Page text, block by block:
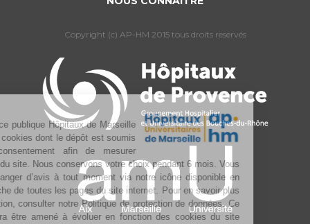
Copyright (c) AP-HM 2015 tous droits reservés
L’Assistance publique Hôpitaux de Marseille
utilise des cookies dont le dépôt est soumis
à votre consentement afin de mesurer
l’audience du site. Nous conservons votre choix pendant 6 mois. Vous
pouvez changer d’avis à tout moment via notre icône disponible en
bas à gauche de toutes les pages du site internet. Pour en savoir plus
sur la gestion, consulter notre Politique de protection de données. Ce
texte pourra être amené à évoluer en fonction des cookies du site